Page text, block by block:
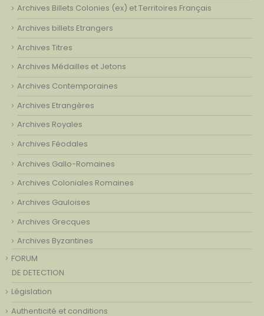
Archives Billets Colonies (ex) et Territoires Français
Archives billets Etrangers
Archives Titres
Archives Médailles et Jetons
Archives Contemporaines
Archives Etrangères
Archives Royales
Archives Féodales
Archives Gallo-Romaines
Archives Coloniales Romaines
Archives Gauloises
Archives Grecques
Archives Byzantines
FORUM
DE DETECTION
Législation
Authenticité et conditions